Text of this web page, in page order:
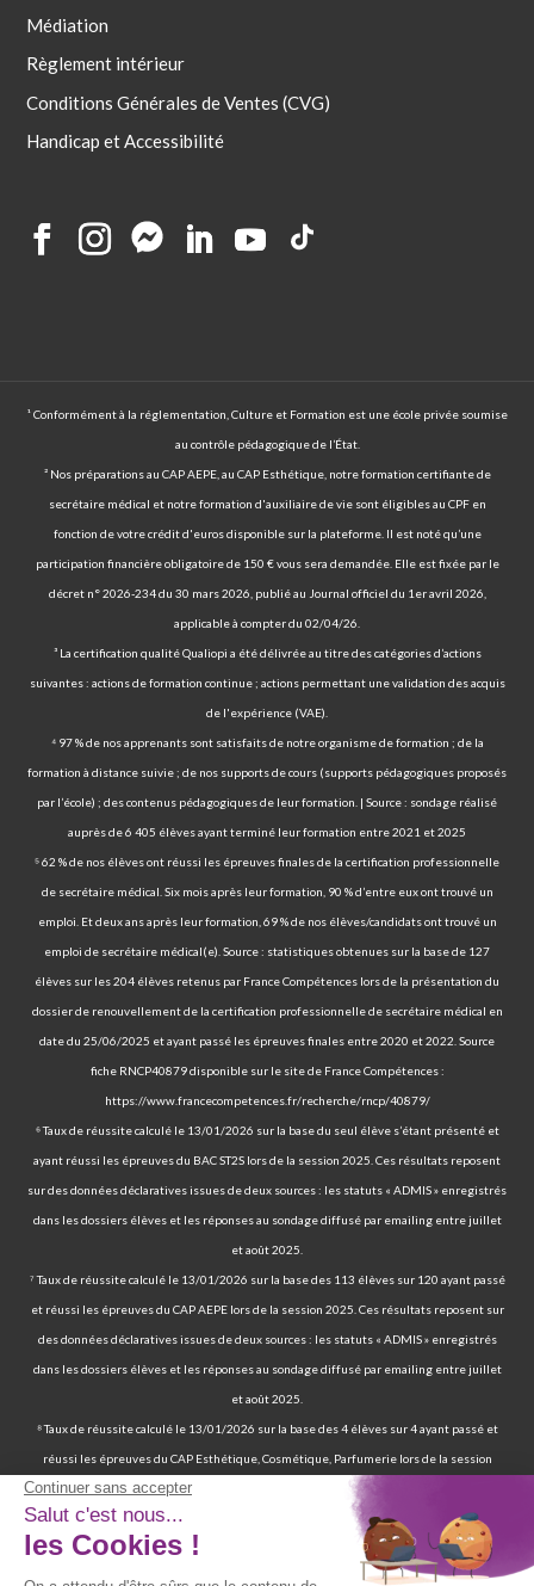
Médiation
Règlement intérieur
Conditions Générales de Ventes (CVG)
Handicap et Accessibilité
¹ Conformément à la réglementation, Culture et Formation est une école privée soumise
au contrôle pédagogique de l’État.
² Nos préparations au CAP AEPE, au CAP Esthétique, notre formation certifiante de
secrétaire médical et notre formation d'auxiliaire de vie sont éligibles au CPF en
fonction de votre crédit d'euros disponible sur la plateforme. Il est noté qu’une
participation financière obligatoire de 150 € vous sera demandée. Elle est fixée par le
décret n° 2026-234 du 30 mars 2026, publié au Journal officiel du 1er avril 2026,
applicable à compter du 02/04/26.
³ La certification qualité Qualiopi a été délivrée au titre des catégories d’actions
suivantes : actions de formation continue ; actions permettant une validation des acquis
de l'expérience (VAE).
⁴ 97 % de nos apprenants sont satisfaits de notre organisme de formation ; de la
formation à distance suivie ; de nos supports de cours (supports pédagogiques proposés
par l’école) ; des contenus pédagogiques de leur formation. | Source : sondage réalisé
auprès de 6 405 élèves ayant terminé leur formation entre 2021 et 2025
⁵ 62 % de nos élèves ont réussi les épreuves finales de la certification professionnelle
de secrétaire médical. Six mois après leur formation, 90 % d’entre eux ont trouvé un
emploi. Et deux ans après leur formation, 69 % de nos élèves/candidats ont trouvé un
emploi de secrétaire médical(e). Source : statistiques obtenues sur la base de 127
élèves sur les 204 élèves retenus par France Compétences lors de la présentation du
dossier de renouvellement de la certification professionnelle de secrétaire médical en
date du 25/06/2025 et ayant passé les épreuves finales entre 2020 et 2022. Source
fiche RNCP40879 disponible sur le site de France Compétences :
https://www.francecompetences.fr/recherche/rncp/40879/
⁶ Taux de réussite calculé le 13/01/2026 sur la base du seul élève s’étant présenté et
ayant réussi les épreuves du BAC ST2S lors de la session 2025. Ces résultats reposent
sur des données déclaratives issues de deux sources : les statuts « ADMIS » enregistrés
dans les dossiers élèves et les réponses au sondage diffusé par emailing entre juillet
et août 2025.
⁷ Taux de réussite calculé le 13/01/2026 sur la base des 113 élèves sur 120 ayant passé
et réussi les épreuves du CAP AEPE lors de la session 2025. Ces résultats reposent sur
des données déclaratives issues de deux sources : les statuts « ADMIS » enregistrés
dans les dossiers élèves et les réponses au sondage diffusé par emailing entre juillet
et août 2025.
⁸ Taux de réussite calculé le 13/01/2026 sur la base des 4 élèves sur 4 ayant passé et
réussi les épreuves du CAP Esthétique, Cosmétique, Parfumerie lors de la session
2025. Ces résultats reposent sur des données déclaratives issues de deux sources : les
statuts « ADMIS » enregistrés dans les dossiers élèves et les réponses au sondage
diffusé par emailing entre juillet et août 2025.
⁹ 70 % de nos élèves ont d’ailleurs réussi les épreuves finales de la certification